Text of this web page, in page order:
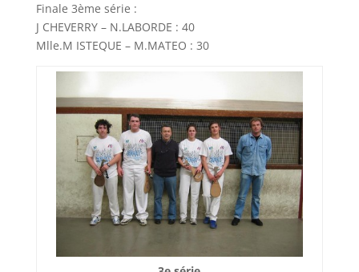
Finale 3ème série :
J CHEVERRY – N.LABORDE : 40
Mlle.M ISTEQUE – M.MATEO : 30